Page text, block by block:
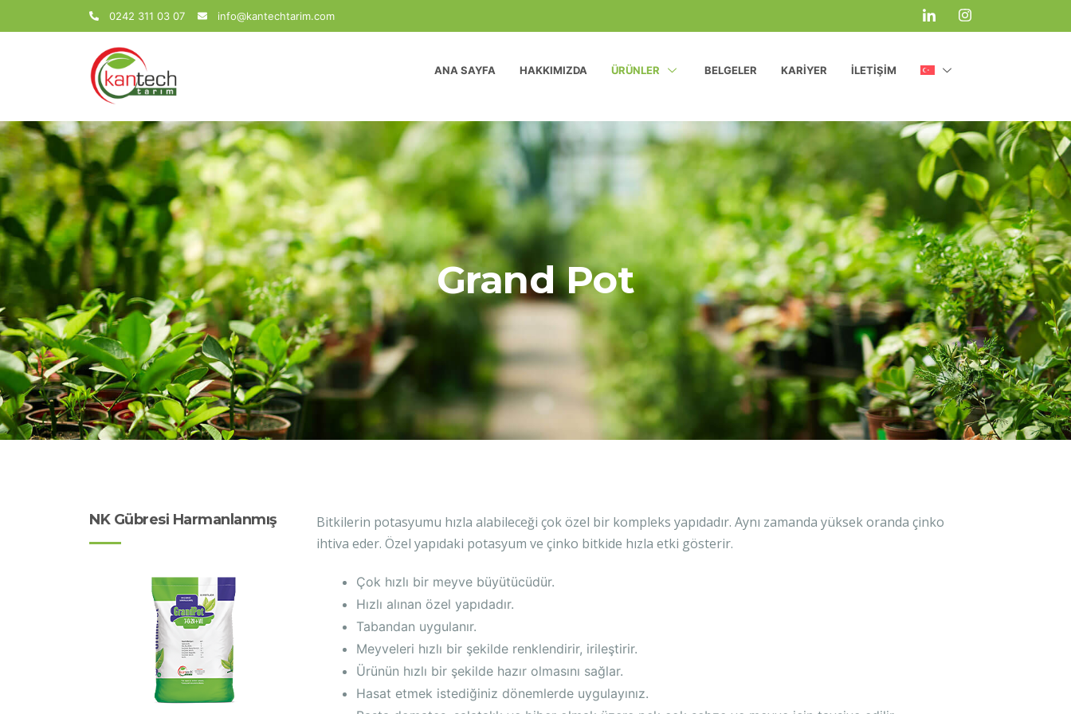
0242 311 03 07 info@kantechtarim.com
ANA SAYFA HAKKIMIZDA ÜRÜNLER BELGELER KARIYER İLETIŞIM
Grand Pot
NK Gübresi Harmanlanmış
Bitkilerin potasyumu hızla alabileceği çok özel bir kompleks yapıdadır. Aynı zamanda yüksek oranda çinko
ihtiva eder. Özel yapıdaki potasyum ve çinko bitkide hızla etki gösterir.
Çok hızlı bir meyve büyütücüdür.
Hızlı alınan özel yapıdadır.
Tabandan uygulanır.
Meyveleri hızlı bir şekilde renklendirir, irileştirir.
Ürünün hızlı bir şekilde hazır olmasını sağlar.
Hasat etmek istediğiniz dönemlerde uygulayınız.